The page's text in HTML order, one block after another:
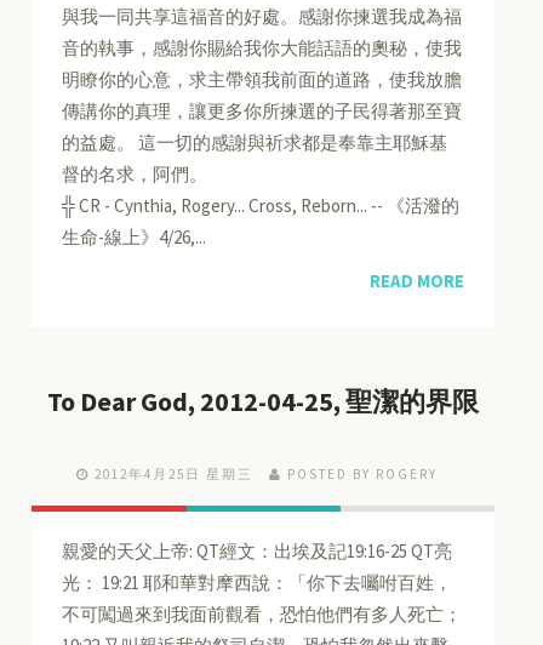
與我一同共享這福音的好處。感謝你揀選我成為福
音的執事，感謝你賜給我你大能話語的奧秘，使我
明瞭你的心意，求主帶領我前面的道路，使我放膽
傳講你的真理，讓更多你所揀選的子民得著那至寶
的益處。 這一切的感謝與祈求都是奉靠主耶穌基
督的名求，阿們。
╬ CR - Cynthia, Rogery... Cross, Reborn... -- 《活潑的
生命-線上》4/26,...
READ MORE
To Dear God, 2012-04-25, 聖潔的界限
2012年4月25日 星期三 POSTED BY ROGERY
親愛的天父上帝: QT經文：出埃及記19:16-25 QT亮
光： 19:21 耶和華對摩西說：「你下去囑咐百姓，
不可闖過來到我面前觀看，恐怕他們有多人死亡；